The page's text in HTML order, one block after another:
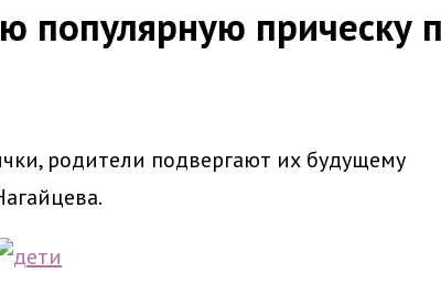
популярную прическу
родители подвергают их будущему